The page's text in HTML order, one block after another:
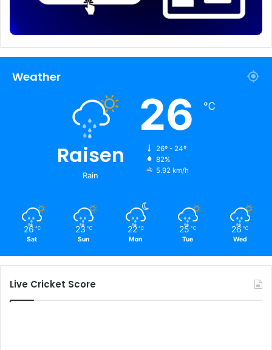
Weather
Raisen
Rain
26 ℃
26º - 24º
82%
5.92 km/h
26 ℃
Sat
23 ℃
Sun
22 ℃
Mon
25 ℃
Tue
26 ℃
Wed
Live Cricket Score